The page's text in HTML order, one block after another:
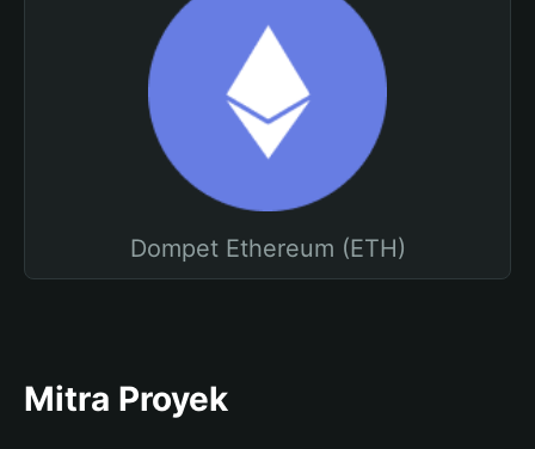
Dompet Ethereum (ETH)
Mitra Proyek